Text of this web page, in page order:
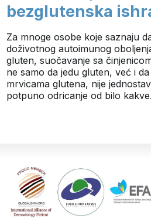
bezglutenska
Za mnoge osobe koje saznaju
doživotnog autoimunog
gluten, suočavanje sa
ne samo da jedu gluten, već i
mrvicama glutena, nije
potpuno odricanje od bilo